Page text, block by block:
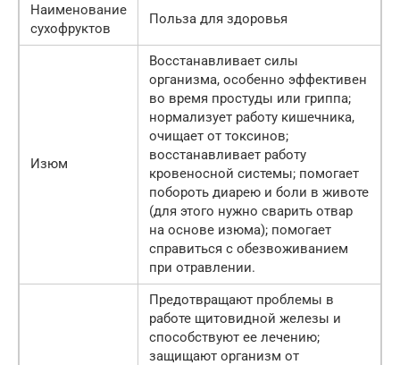
Наименование
сухофруктов
Польза для здоровья
Изюм
Восстанавливает силы
организма, особенно эффективен
во время простуды или гриппа;
нормализует работу кишечника,
очищает от токсинов;
восстанавливает работу
кровеносной системы; помогает
побороть диарею и боли в животе
(для этого нужно сварить отвар
на основе изюма); помогает
справиться с обезвоживанием
при отравлении.
Предотвращают проблемы в
работе щитовидной железы и
способствуют ее лечению;
защищают организм от